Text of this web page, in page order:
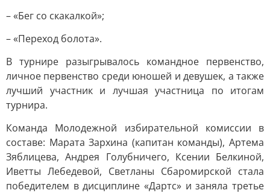
– «Бег со скакалкой»;
– «Переход болота».
В турнире разыгрывалось командное первенство,
личное первенство среди юношей и девушек, а также
лучший участник и лучшая участница по итогам
турнира.
Команда Молодежной избирательной комиссии в
составе: Марата Зархина (капитан команды), Артема
Зяблицева, Андрея Голубничего, Ксении Белкиной,
Иветты Лебедевой, Светланы Сбаромирской стала
победителем в дисциплине «Дартс» и заняла третье